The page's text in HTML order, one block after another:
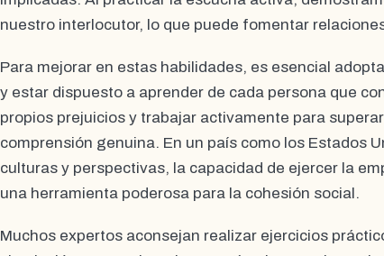
nuestro interlocutor, lo que puede fomentar
Para mejorar en estas habilidades, es esencial
y estar dispuesto a aprender de cada persona que
propios prejuicios y trabajar activamente para
comprensión genuina. En un país como los Estados
culturas y perspectivas, la capacidad de ejercer la
una herramienta poderosa para la cohesión social.
Muchos expertos aconsejan realizar ejercicios